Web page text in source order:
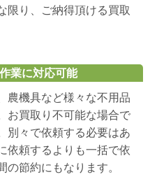
限り、ご納得頂ける買取
業に対応可能
農機具など様々な不用品
お買取り不可能な場合で
別々で依頼する必要はあ
依頼するよりも一括で依
節約にもなります。